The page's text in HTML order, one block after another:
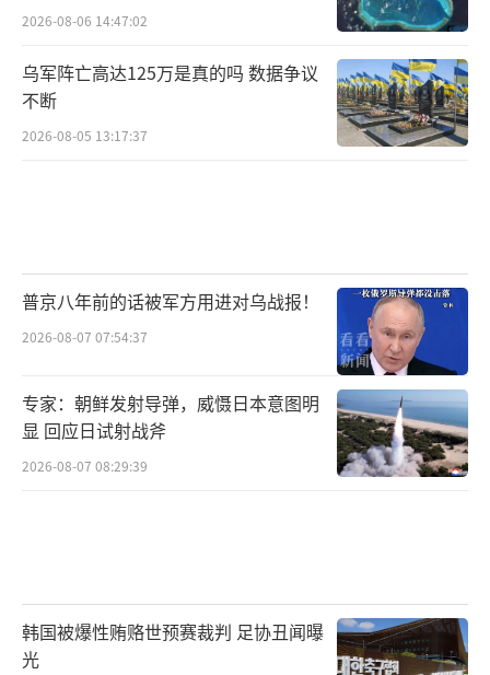
2026-08-06 14:47:02
乌军阵亡高达125万是真的吗 数据争议
不断
2026-08-05 13:17:37
普京八年前的话被军方用进对乌战报！
2026-08-07 07:54:37
专家：朝鲜发射导弹，威慑日本意图明
显 回应日试射战斧
2026-08-07 08:29:39
韩国被爆性贿赂世预赛裁判 足协丑闻曝
光